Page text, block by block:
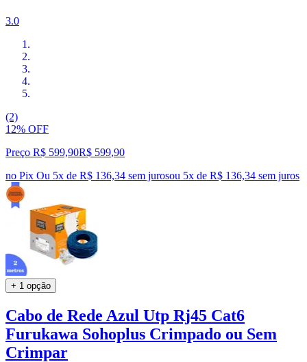
3.0
(2)
12% OFF
Preço R$ 599,90R$ 599,90
no Pix Ou 5x de R$ 136,34 sem jurosou 5x de R$ 136,34 sem juros
+ 1 opção
Cabo de Rede Azul Utp Rj45 Cat6
Furukawa Sohoplus Crimpado ou Sem
Crimpar